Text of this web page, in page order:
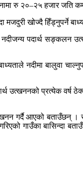
रु २०–२५ हजार जति
खोज्दै हिँड्नुपर्ने
पदार्थ सङ्कलन
नदीमा बालुवा
उत्खननको प्रत्येक वर्ष
गर्दै आएको बताउँछन्
गाउँका बासिन्दा